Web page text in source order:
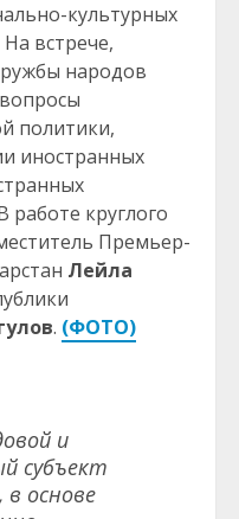
культурных
встрече,
народов
политики,
иностранных
работе круглого
Премьер-
Лейла
. (ФОТО)
и
субъект
в основе